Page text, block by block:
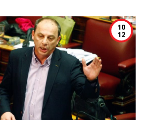
10
12